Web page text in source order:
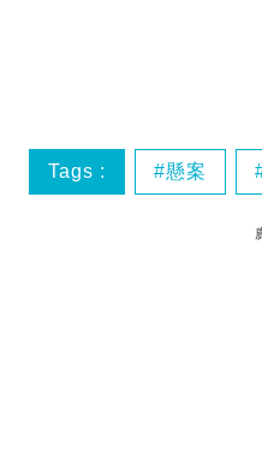
Tags : 懸案